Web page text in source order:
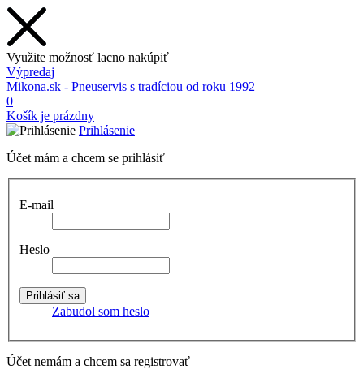
Využite možnosť lacno nakúpiť
Výpredaj
Mikona.sk - Pneuservis s tradíciou od roku 1992
0
Košík je prázdny
Prihlásenie
Účet mám a chcem se prihlásiť
E-mail
Heslo
Zabudol som heslo
Účet nemám a chcem sa registrovať